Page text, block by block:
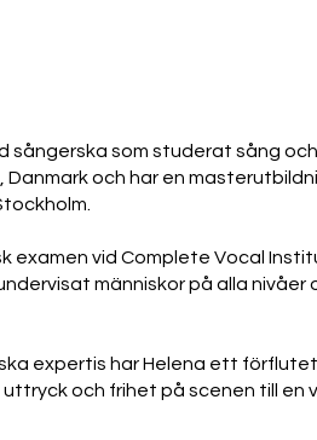
sångerska som studerat sång
Danmark och har en
examen vid Complete Vocal
människor på alla nivåer
expertis har Helena ett
och frihet på scenen till en